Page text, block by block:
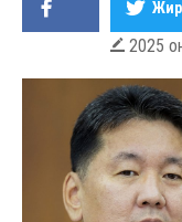
 2025